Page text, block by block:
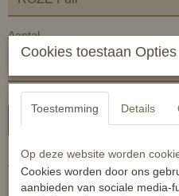
Aantal
ALLEEN NOG KLEUR ROZE
Pony tm full
Cookies toestaan Opties
Toestemming Details
Op deze website worden
Cookies worden door ons
aanbieden van sociale media-